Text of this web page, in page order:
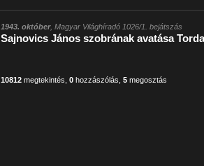
1943. október, Magyar Világhíradó 1026/1. bejátszás
Sajnovics János szobrának avatása
10812 megtekintés ,0 hozzászólás ,5 megosztás